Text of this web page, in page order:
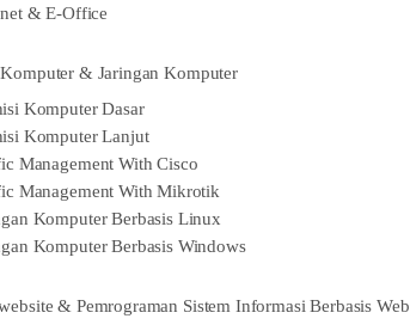
& E-Office
& Jaringan Komputer
Komputer Dasar
Komputer Lanjut
Management With Cisco
Management With Mikrotik
Komputer Berbasis Linux
Komputer Berbasis Windows
& Pemrograman Sistem Informasi Berbasis Web